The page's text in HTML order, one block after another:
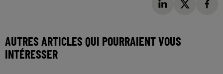
AUTRES ARTICLES QUI POURRAIENT VOUS
INTÉRESSER